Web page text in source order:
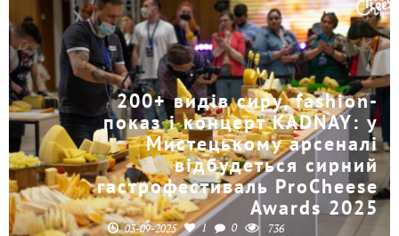
200+ видів сиру, fashion-
показ і концерт KADNAY: у
Мистецькому арсеналі
відбудеться сирний
гастрофестиваль ProCheese
Awards 2025
03-09-2025 1 0 736